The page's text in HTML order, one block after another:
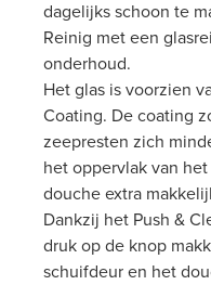
dagelijks schoon te
Reinig met een
onderhoud.
Het glas is voorzien
Coating. De coating
zeepresten zich
het oppervlak van
douche extra
Dankzij het Push &
druk op de knop
schuifdeur en het